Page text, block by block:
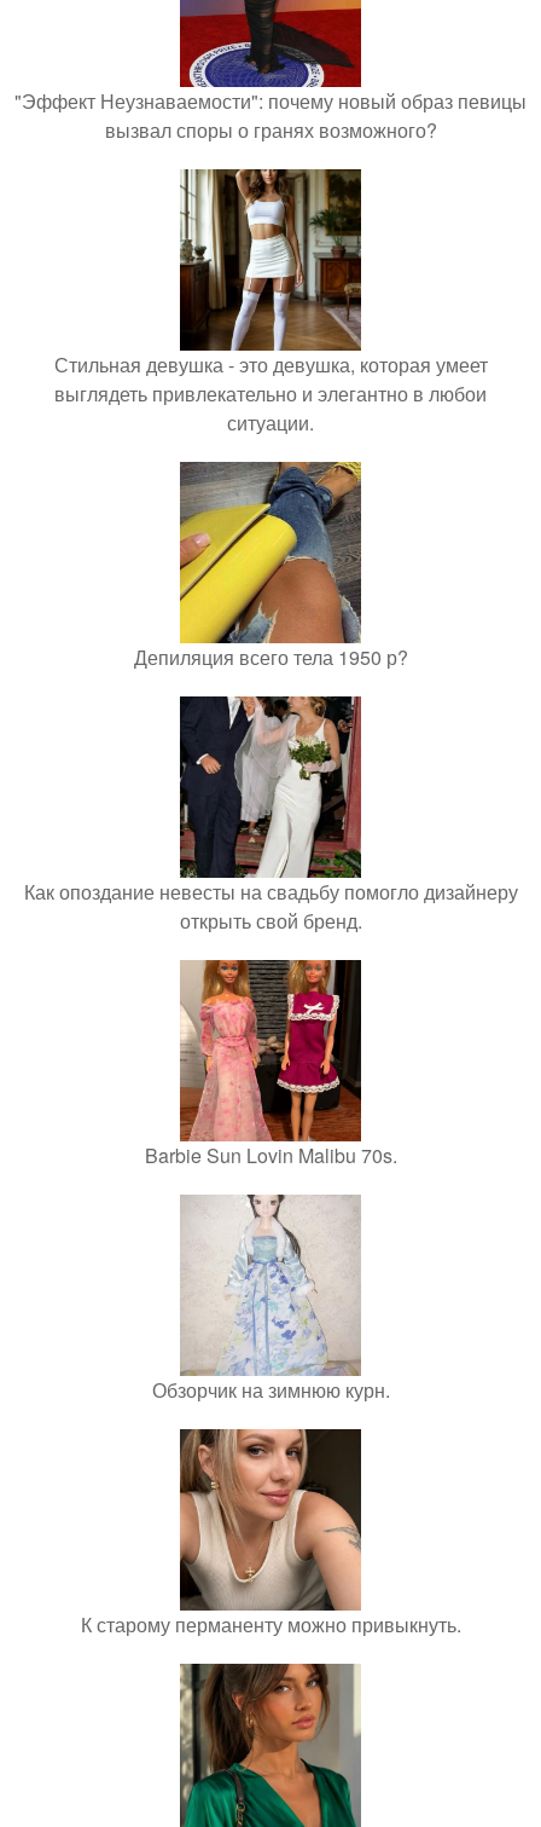
"Эффект Неузнаваемости": почему новый образ певицы
вызвал споры о гранях возможного?
Стильная девушка - это девушка, которая умеет
выглядеть привлекательно и элегантно в любои
ситуации.
Депиляция всего тела 1950 р?
Как опоздание невесты на свадьбу помогло дизайнеру
открыть свой бренд.
Barbie Sun Lovin Malibu 70s.
Обзорчик на зимнюю курн.
К старому перманенту можно привыкнуть.